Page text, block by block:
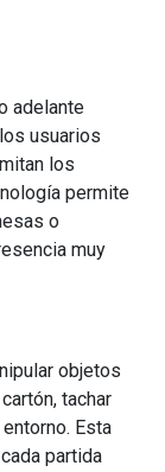
adelante
usuarios
los
permite
o
muy
objetos
tachar
Esta
partida